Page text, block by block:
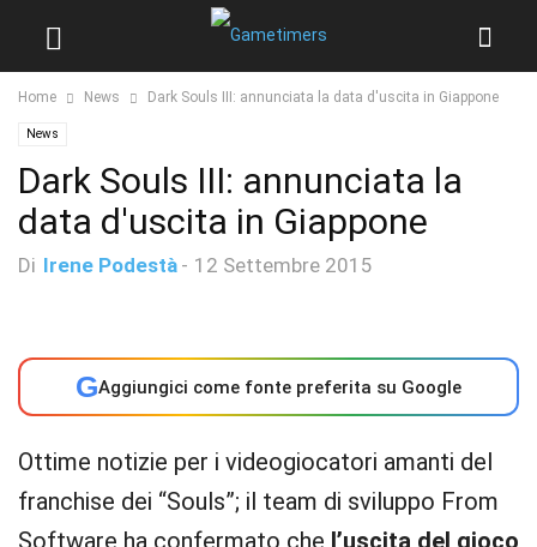
Home News Dark Souls III: annunciata la data d'uscita in Giappone
News
Dark Souls III: annunciata la
data d'uscita in Giappone
Di Irene Podestà - 12 Settembre 2015
GAggiungici come fonte preferita su Google
Ottime notizie per i videogiocatori amanti del
franchise dei “Souls”; il team di sviluppo From
Software ha confermato che l’uscita del gioco